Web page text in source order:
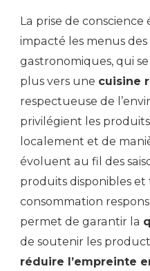
La prise de
impacté les menus
gastronomiques, qui
plus vers une cuisine
respectueuse de
privilégient les
localement et de
évoluent au fil des
produits disponibles
consommation
permet de garantir la
de soutenir les
réduire l’empreinte